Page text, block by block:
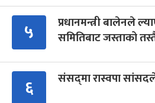
५
प्रधानमन्त्री बालेनले
समितिबाट जस्ताको
६ संसद्‍मा रास्वपा